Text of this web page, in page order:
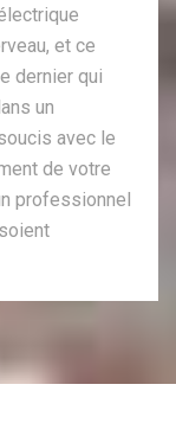
et ce
dernier qui
un
avec le
de votre
professionnel